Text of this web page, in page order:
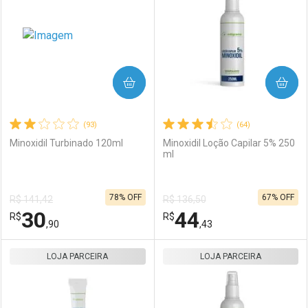
(93)
Minoxidil Turbinado 120ml
R$ 141,42
R$30,90
78% OFF
COMPRAR
Laboratório
Por Menos
(64)
Minoxidil Loção Capilar 5% 250
ml
R$ 136,50
R$44,43
67% OFF
COMPRAR
Laboratório
Por Menos
LOJA PARCEIRA LOJA PARCEIRA